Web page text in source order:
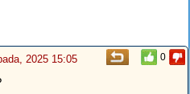
0
2025 15:05